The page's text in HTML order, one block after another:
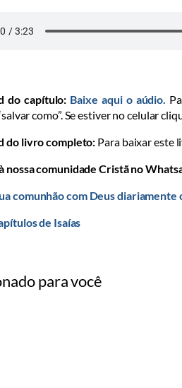
do capítulo: Baixe aqui o aúdio.
como”. Se estiver no celular
do livro completo: Para baixar este
nossa comunidade Cristã no
comunhão com Deus diariamente
de Isaías
para você